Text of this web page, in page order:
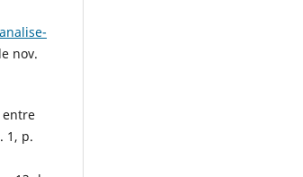
nov.
entre
1, p.